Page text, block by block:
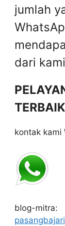
jumlah
dari kami
kontak kami
blog-mitra: